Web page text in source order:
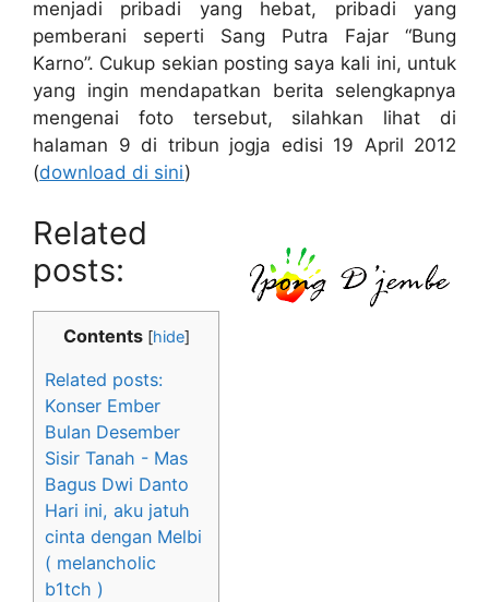
menjadi pribadi yang hebat, pribadi yang
pemberani seperti Sang Putra Fajar “Bung
Karno”. Cukup sekian posting saya kali ini, untuk
yang ingin mendapatkan berita selengkapnya
mengenai foto tersebut, silahkan lihat di
halaman 9 di tribun jogja edisi 19 April 2012
(download di sini)
Related
posts:
Contents [hide]
Related posts:
Konser Ember
Bulan Desember
Sisir Tanah - Mas
Bagus Dwi Danto
Hari ini, aku jatuh
cinta dengan Melbi
( melancholic
b1tch )